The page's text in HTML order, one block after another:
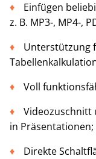
Einfügen
z. B. MP3-, MP4-,
Unterstützung
Voll
Videozuschnitt
in Präsentationen;
Direkte